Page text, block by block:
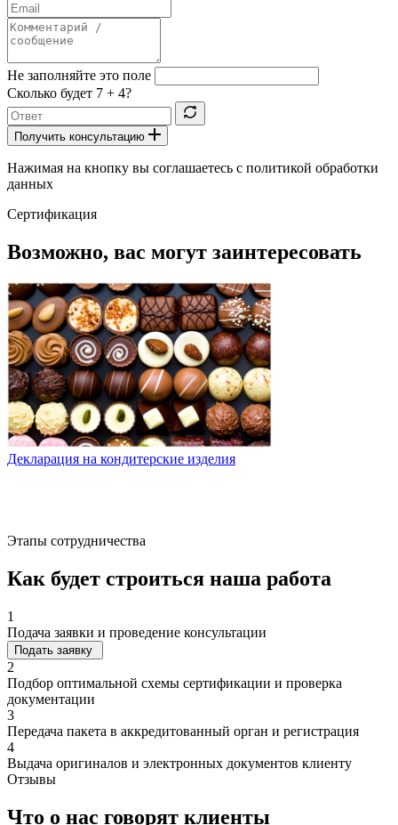
Не заполняйте это поле
Сколько будет 7 + 4?
Получить консультацию
Нажимая на кнопку вы соглашаетесь с политикой обработки
данных
Сертификация
Возможно, вас могут заинтересовать
Декларация на кондитерские изделия
Этапы сотрудничества
Как будет строиться наша работа
1
Подача заявки и проведение консультации
Подать заявку
2
Подбор оптимальной схемы сертификации и проверка
документации
3
Передача пакета в аккредитованный орган и регистрация
4
Выдача оригиналов и электронных документов клиенту
Отзывы
Что о нас говорят клиенты